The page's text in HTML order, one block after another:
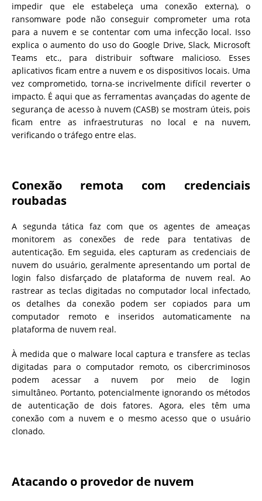
impedir que ele estabeleça uma conexão externa), o
ransomware pode não conseguir comprometer uma rota
para a nuvem e se contentar com uma infecção local. Isso
explica o aumento do uso do Google Drive, Slack, Microsoft
Teams etc., para distribuir software malicioso. Esses
aplicativos ficam entre a nuvem e os dispositivos locais. Uma
vez comprometido, torna-se incrivelmente difícil reverter o
impacto. É aqui que as ferramentas avançadas do agente de
segurança de acesso à nuvem (CASB) se mostram úteis, pois
ficam entre as infraestruturas no local e na nuvem,
verificando o tráfego entre elas.
Conexão remota com credenciais
roubadas
A segunda tática faz com que os agentes de ameaças
monitorem as conexões de rede para tentativas de
autenticação. Em seguida, eles capturam as credenciais de
nuvem do usuário, geralmente apresentando um portal de
login falso disfarçado de plataforma de nuvem real. Ao
rastrear as teclas digitadas no computador local infectado,
os detalhes da conexão podem ser copiados para um
computador remoto e inseridos automaticamente na
plataforma de nuvem real.
À medida que o malware local captura e transfere as teclas
digitadas para o computador remoto, os cibercriminosos
podem acessar a nuvem por meio de login
simultâneo. Portanto, potencialmente ignorando os métodos
de autenticação de dois fatores. Agora, eles têm uma
conexão com a nuvem e o mesmo acesso que o usuário
clonado.
Atacando o provedor de nuvem